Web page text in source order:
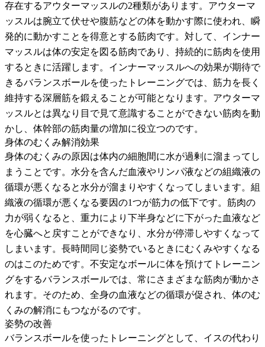
存在するアウターマッスルの2種類があります。アウターマ
ッスルは腕立て伏せや腹筋などの体を動かす際に使われ、瞬
発的に動かすことを得意とする筋肉です。対して、インナー
マッスルは体の安定を図る筋肉であり、持続的に筋肉を使用
するときに活躍します。インナーマッスルへの効果が期待で
きるバランスボールを使ったトレーニングでは、筋力を長く
維持する深層筋を鍛えることが可能となります。アウターマ
ッスルとは異なり目で見て意識することができない筋肉を動
かし、体幹部の筋肉量の増加に役立つのです。
身体のむくみ解消効果
身体のむくみの原因は体内の細胞間に水が過剰に溜まってし
まうことです。水分を含んだ血液やリンパ液などの組織液の
循環が悪くなると水分が溜まりやすくなってしまいます。組
織液の循環が悪くなる要因の1つが筋力の低下です。筋肉の
力が弱くなると、重力により下半身などに下がった血液など
を心臓へと戻すことができなり、水分が停滞しやすくなって
しまいます。長時間同じ姿勢でいるときにむくみやすくなる
のはこのためです。不安定なボールに体を預けてトレーニン
グをするバランスボールでは、常にさまざまな筋肉が動かさ
れます。そのため、全身の血液などの循環が促され、体のむ
くみの解消にもつながるのです。
姿勢の改善
バランスボールを使ったトレーニングとして、イスの代わり